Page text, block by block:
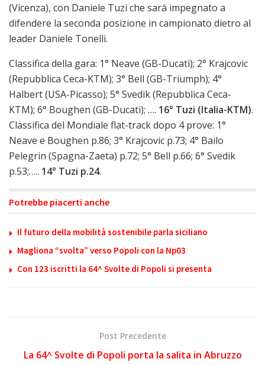
(Vicenza), con Daniele Tuzi che sarà impegnato a
difendere la seconda posizione in campionato dietro al
leader Daniele Tonelli.
Classifica della gara: 1° Neave (GB-Ducati); 2° Krajcovic
(Repubblica Ceca-KTM); 3° Bell (GB-Triumph); 4°
Halbert (USA-Picasso); 5° Svedik (Repubblica Ceca-
KTM); 6° Boughen (GB-Ducati); …. 16° Tuzi (Italia-KTM).
Classifica del Mondiale flat-track dopo 4 prove: 1°
Neave e Boughen p.86; 3° Krajcovic p.73; 4° Bailo
Pelegrin (Spagna-Zaeta) p.72; 5° Bell p.66; 6° Svedik
p.53;….. 14° Tuzi p.24.
Potrebbe piacerti anche
Il futuro della mobilità sostenibile parla siciliano
Magliona “svolta” verso Popoli con la Np03
Con 123 iscritti la 64^ Svolte di Popoli si presenta
Post Precedente
La 64^ Svolte di Popoli porta la salita in Abruzzo